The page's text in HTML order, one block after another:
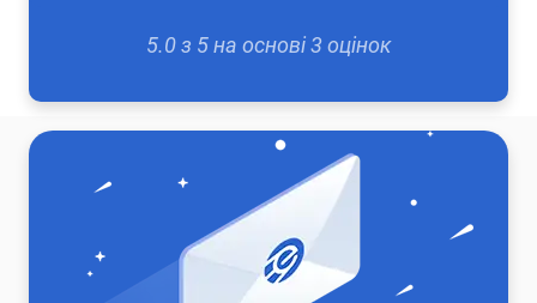
5.0з 5на основі3 оцінок